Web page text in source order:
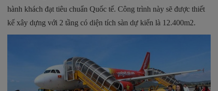
hành khách đạt tiêu chuẩn Quốc tế. Công trình này sẽ được thiết
kế xây dựng với 2 tầng có diện tích sàn dự kiến là 12.400m2.